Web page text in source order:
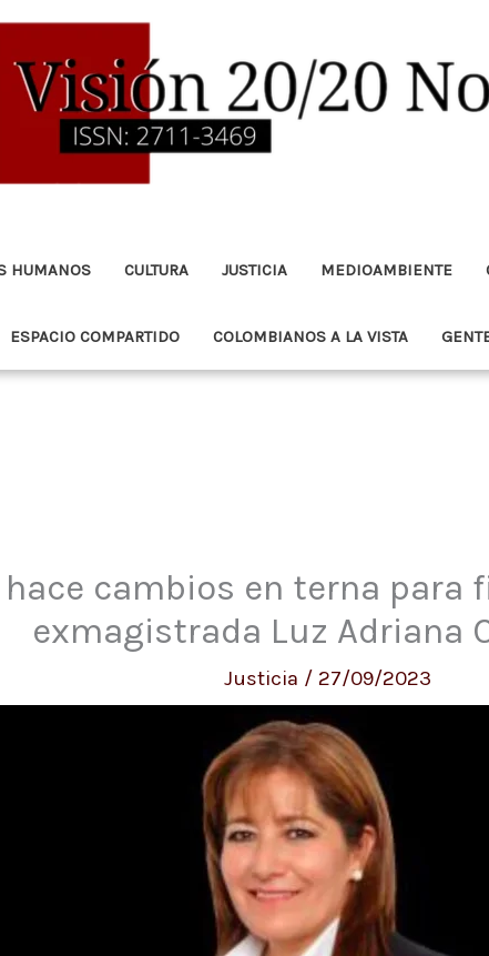
HUMANOS CULTURA JUSTICIA MEDIOAMBIENTE
ESPACIO COMPARTIDO COLOMBIANOS A LA VISTA
hace cambios en terna para
exmagistrada Luz Adriana
Justicia / 27/09/2023